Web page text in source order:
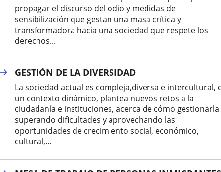
propagar el discurso del odio y medidas de
sensibilización que gestan una masa crítica y
transformadora hacia una sociedad que respete los
derechos...
GESTIÓN DE LA DIVERSIDAD
La sociedad actual es compleja,diversa e intercultural,
un contexto dinámico, plantea nuevos retos a la
ciudadanía e instituciones, acerca de cómo gestionarla
superando dificultades y aprovechando las
oportunidades de crecimiento social, económico,
cultural,...